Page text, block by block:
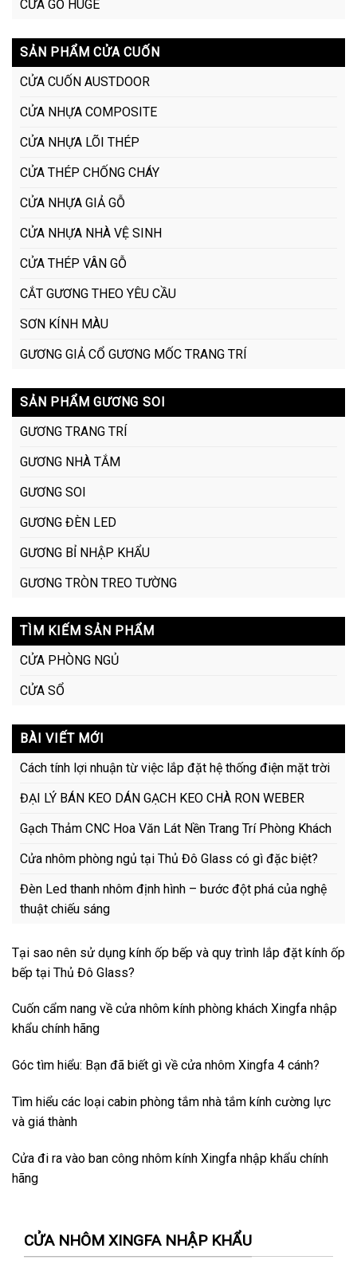
CỬA GỖ HUGE
SẢN PHẨM CỬA CUỐN
CỬA CUỐN AUSTDOOR
CỬA NHỰA COMPOSITE
CỬA NHỰA LÕI THÉP
CỬA THÉP CHỐNG CHÁY
CỬA NHỰA GIẢ GỖ
CỬA NHỰA NHÀ VỆ SINH
CỬA THÉP VÂN GỖ
CẮT GƯƠNG THEO YÊU CẦU
SƠN KÍNH MÀU
GƯƠNG GIẢ CỔ GƯƠNG MỐC TRANG TRÍ
SẢN PHẨM GƯƠNG SOI
GƯƠNG TRANG TRÍ
GƯƠNG NHÀ TẮM
GƯƠNG SOI
GƯƠNG ĐÈN LED
GƯƠNG BỈ NHẬP KHẨU
GƯƠNG TRÒN TREO TƯỜNG
TÌM KIẾM SẢN PHẨM
CỬA PHÒNG NGỦ
CỬA SỔ
BÀI VIẾT MỚI
Cách tính lợi nhuận từ việc lắp đặt hệ thống điện mặt trời
ĐẠI LÝ BÁN KEO DÁN GẠCH KEO CHÀ RON WEBER
Gạch Thảm CNC Hoa Văn Lát Nền Trang Trí Phòng Khách
Cửa nhôm phòng ngủ tại Thủ Đô Glass có gì đặc biệt?
Đèn Led thanh nhôm định hình – bước đột phá của nghệ
thuật chiếu sáng
Tại sao nên sử dụng kính ốp bếp và quy trình lắp đặt kính ốp
bếp tại Thủ Đô Glass?
Cuốn cẩm nang về cửa nhôm kính phòng khách Xingfa nhập
khẩu chính hãng
Góc tìm hiểu: Bạn đã biết gì về cửa nhôm Xingfa 4 cánh?
Tìm hiểu các loại cabin phòng tắm nhà tắm kính cường lực
và giá thành
Cửa đi ra vào ban công nhôm kính Xingfa nhập khẩu chính
hãng
CỬA NHÔM XINGFA NHẬP KHẨU